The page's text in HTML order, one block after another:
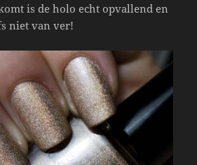
is de holo echt opvallend en
niet van ver!